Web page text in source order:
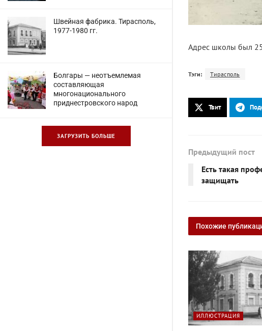
Швейная фабрика. Тирасполь,
1977-1980 гг.
Болгары — неотъемлемая
составляющая
многонационального
приднестровского народ
ЗАГРУЗИТЬ БОЛЬШЕ
Адрес школы был
Тэги: Тирасполь
Твит
Предыдущий пост
Есть такая
защищать
Похожие
ИЛЛЮСТРАЦИЯ